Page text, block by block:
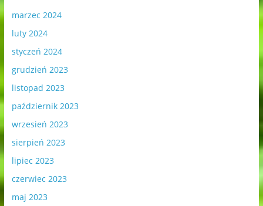
marzec 2024
luty 2024
styczeń 2024
grudzień 2023
listopad 2023
październik 2023
wrzesień 2023
sierpień 2023
lipiec 2023
czerwiec 2023
maj 2023